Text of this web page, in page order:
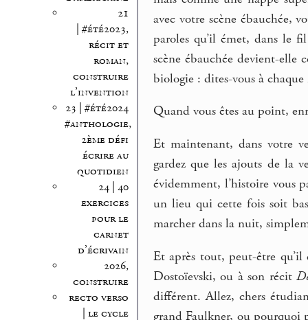
21
| #été2023,
récit et
roman,
construire
l’invention
23 | #été2024
#anthologie,
2ème défi
écrire au
quotidien
24 | 40
exercices
pour le
carnet
d’écrivain
2026,
construire
recto verso
| le cycle
avec votre scène ébauchée,
paroles qu’il émet, dans le
scène ébauchée devient-elle
biologie : dites-vous à
Quand vous êtes au point,
Et maintenant, dans votre
gardez que les ajouts de la
évidemment, l’histoire vous
un lieu qui cette fois soit
marcher dans la nuit,
Et après tout, peut-être
Dostoïevski, ou à son récit
différent. Allez, chers
grand Faulkner, ou pourquoi